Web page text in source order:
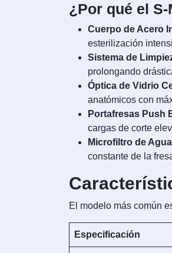
¿Por qué el
Cuerpo de Acero
esterilización
Sistema de
prolongando
Óptica de Vidrio
anatómicos con
Portafresas Push
cargas de corte
Microfiltro de
constante de la
El modelo más común
Especificación